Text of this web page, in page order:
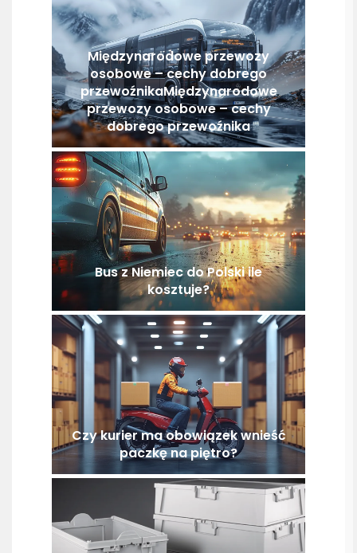
Międzynarodowe przewozy
osobowe – cechy dobrego
przewoźnikaMiędzynarodowe
przewozy osobowe – cechy
dobrego przewoźnika
Bus z Niemiec do Polski ile
kosztuje?
Czy kurier ma obowiązek wnieść
paczkę na piętro?